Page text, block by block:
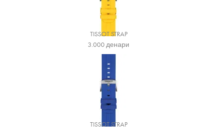
TISSOT STRAP
3.000денари
TISSOT STRAP